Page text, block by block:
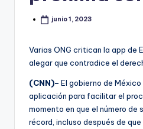
junio 1, 2023
Varias ONG critican la app de
alegar que contradice el
(CNN)– El gobierno de México
aplicación para facilitar el
momento en que el número
récord, incluso después de